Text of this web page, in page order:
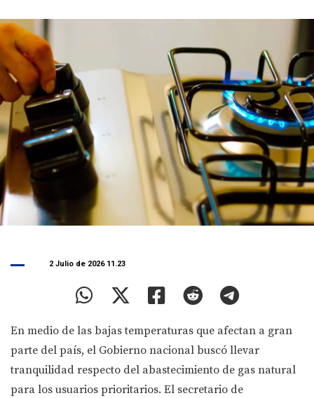
2 Julio de 2026 11.23
En medio de las bajas temperaturas que afectan a gran
parte del país, el Gobierno nacional buscó llevar
tranquilidad respecto del abastecimiento de gas natural
para los usuarios prioritarios. El secretario de